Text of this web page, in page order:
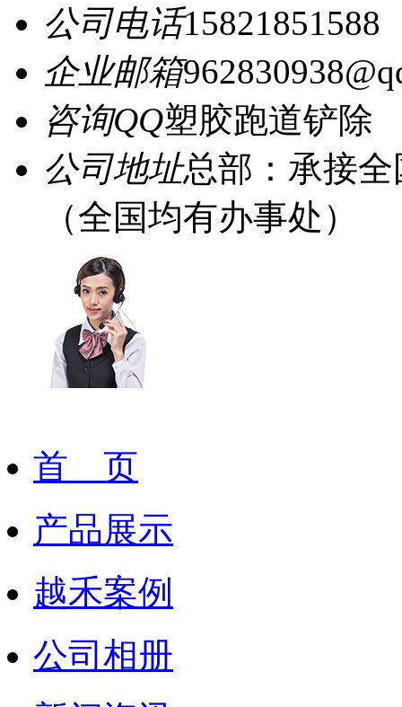
公司电话15821851588
企业邮箱
咨询QQ塑胶跑道铲除
公司地址总部：承接
（全国均有办事处）
首 页
产品展示
越禾案例
公司相册